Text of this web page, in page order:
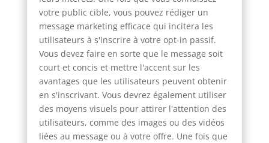
votre public cible, vous pouvez rédiger un
message marketing efficace qui incitera les
utilisateurs à s'inscrire à votre opt-in passif.
Vous devez faire en sorte que le message soit
court et concis et mettre l'accent sur les
avantages que les utilisateurs peuvent obtenir
en s'inscrivant. Vous devrez également utiliser
des moyens visuels pour attirer l'attention des
utilisateurs, comme des images ou des vidéos
liées au message ou à votre offre. Une fois que